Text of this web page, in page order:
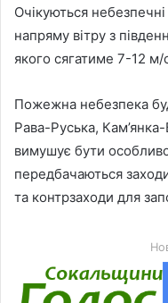
Очікуються
напряму вітру з
якого сягатиме 7-12
Пожежна небезпека
Рава-Руська,
вимушує бути
передбачаються
та контрзаходи для